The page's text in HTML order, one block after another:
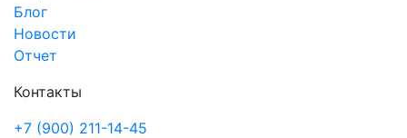
Блог
Новости
Отчет
Контакты
+7 (900) 211-14-45